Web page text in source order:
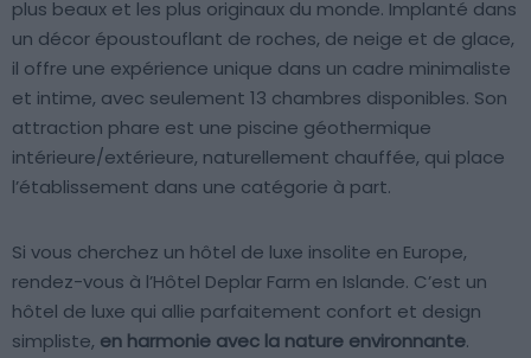
plus beaux et les plus originaux du monde. Implanté dans
un décor époustouflant de roches, de neige et de glace,
il offre une expérience unique dans un cadre minimaliste
et intime, avec seulement 13 chambres disponibles. Son
attraction phare est une piscine géothermique
intérieure/extérieure, naturellement chauffée, qui place
l’établissement dans une catégorie à part.
Si vous cherchez un hôtel de luxe insolite en Europe,
rendez-vous à l’Hôtel Deplar Farm en Islande. C’est un
hôtel de luxe qui allie parfaitement confort et design
simpliste, en harmonie avec la nature environnante.